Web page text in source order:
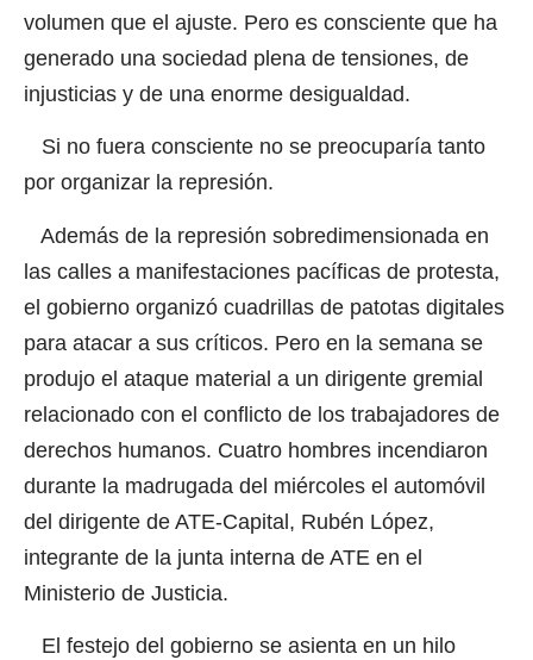
volumen que el ajuste. Pero es consciente que ha
generado una sociedad plena de tensiones, de
injusticias y de una enorme desigualdad.
Si no fuera consciente no se preocuparía tanto
por organizar la represión.
Además de la represión sobredimensionada en
las calles a manifestaciones pacíficas de protesta,
el gobierno organizó cuadrillas de patotas digitales
para atacar a sus críticos. Pero en la semana se
produjo el ataque material a un dirigente gremial
relacionado con el conflicto de los trabajadores de
derechos humanos. Cuatro hombres incendiaron
durante la madrugada del miércoles el automóvil
del dirigente de ATE-Capital, Rubén López,
integrante de la junta interna de ATE en el
Ministerio de Justicia.
El festejo del gobierno se asienta en un hilo